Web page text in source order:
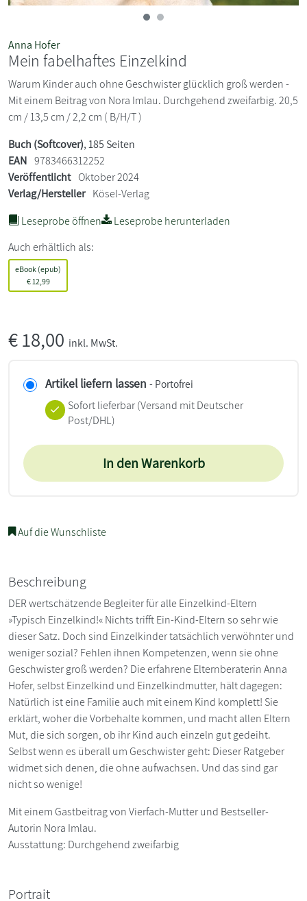
Anna Hofer
Mein fabelhaftes Einzelkind
Warum Kinder auch ohne Geschwister glücklich groß werden -
Mit einem Beitrag von Nora Imlau. Durchgehend zweifarbig. 20,5
cm / 13,5 cm / 2,2 cm ( B/H/T )
Buch (Softcover), 185 Seiten
EAN 9783466312252
Veröffentlicht Oktober 2024
Verlag/Hersteller Kösel-Verlag
Leseprobe öffnen
Leseprobe herunterladen
Auch erhältlich als:
eBook (epub)
€12,99
€18,00 inkl. MwSt.
Artikel liefern lassen - Portofrei
Sofort lieferbar(Versand mit Deutscher
Post/DHL)
In den Warenkorb
Auf die Wunschliste
Beschreibung
DER wertschätzende Begleiter für alle Einzelkind-Eltern
»Typisch Einzelkind!« Nichts trifft Ein-Kind-Eltern so sehr wie
dieser Satz. Doch sind Einzelkinder tatsächlich verwöhnter und
weniger sozial? Fehlen ihnen Kompetenzen, wenn sie ohne
Geschwister groß werden? Die erfahrene Elternberaterin Anna
Hofer, selbst Einzelkind und Einzelkindmutter, hält dagegen:
Natürlich ist eine Familie auch mit einem Kind komplett! Sie
erklärt, woher die Vorbehalte kommen, und macht allen Eltern
Mut, die sich sorgen, ob ihr Kind auch einzeln gut gedeiht.
Selbst wenn es überall um Geschwister geht: Dieser Ratgeber
widmet sich denen, die ohne aufwachsen. Und das sind gar
nicht so wenige!
Mit einem Gastbeitrag von Vierfach-Mutter und Bestseller-
Autorin Nora Imlau.
Ausstattung: Durchgehend zweifarbig
Portrait